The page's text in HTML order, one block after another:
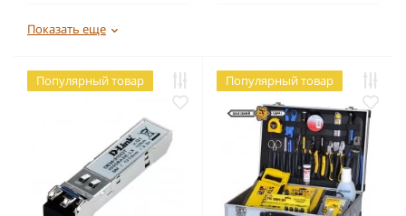
Показать еще
Популярный товар Популярный товар